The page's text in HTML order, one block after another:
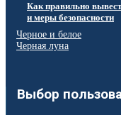
Как правильно
и меры безопасности
Черное и белое
Черная луна
Выбор